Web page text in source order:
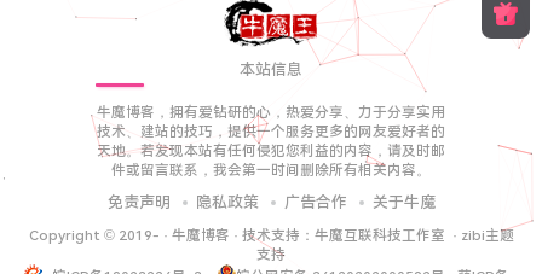
本站信息
牛魔博客，拥有爱钻研的心，热爱分享、力于分享实用
技术、建站的技巧，提供一个服务更多的网友爱好者的
天地。若发现本站有任何侵犯您利益的内容，请及时邮
件或留言联系，我会第一时间删除所有相关内容。
免责声明 隐私政策 广告合作 关于牛魔
Copyright © 2019- · 牛魔博客 · 技术支持： 牛魔互联科技工作室 · zibi主题
支持